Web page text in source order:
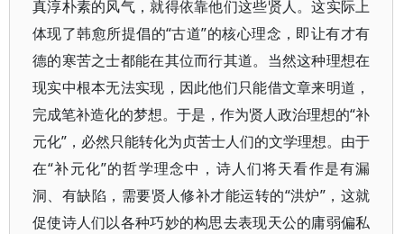
真淳朴素的风气，就得依靠他们这些贤人。这实际上
体现了韩愈所提倡的“古道”的核心理念，即让有才有
德的寒苦之士都能在其位而行其道。当然这种理想在
现实中根本无法实现，因此他们只能借文章来明道，
完成笔补造化的梦想。于是，作为贤人政治理想的“补
元化”，必然只能转化为贞苦士人们的文学理想。由于
在“补元化”的哲学理念中，诗人们将天看作是有漏
洞、有缺陷，需要贤人修补才能运转的“洪炉”，这就
促使诗人们以各种巧妙的构思去表现天公的庸弱偏私